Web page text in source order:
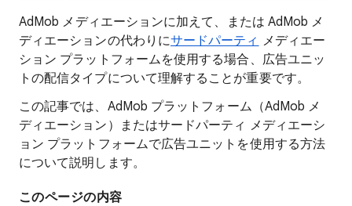
AdMob メディエーションに加えて、または AdMob メ
ディエーションの代わりにサードパーティ メディエー
ション プラットフォームを使用する場合、広告ユニッ
トの配信タイプについて理解することが重要です。
この記事では、AdMob プラットフォーム（AdMob メ
ディエーション）またはサードパーティ メディエーシ
ョン プラットフォームで広告ユニットを使用する方法
について説明します。
このページの内容